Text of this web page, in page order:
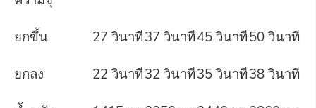
ยกขึ้น 27 วินาที37 วินาที45 วินาที50 วินาที
ยกลง 22 วินาที32 วินาที35 วินาที38 วินาที